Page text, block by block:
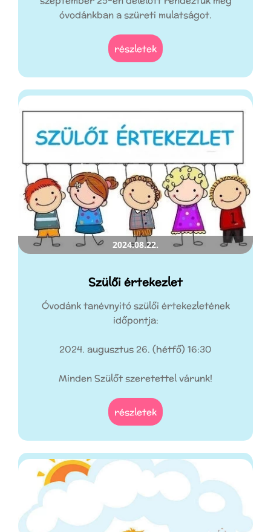
óvodánkban a szüreti mulatságot.
részletek
2024.08.22.
Szülői értekezlet
Óvodánk tanévnyitó szülői értekezletének
időpontja:
2024. augusztus 26. (hétfő) 16:30
Minden Szülőt szeretettel várunk!
részletek